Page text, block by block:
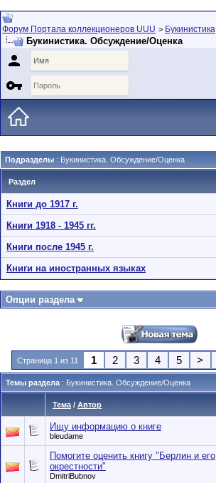
Форум Портала коллекционеров UUU > Букинистика
Букинистика. Обсуждение/Оценка


Подразделы : Букинистика. Обсуждение/Оценка
Раздел
Книги до 1917 г.
Книги 1918 - 1945 гг.
Книги после 1945 г.
Книги на иностранных языках
Опции раздела
Страница 1 из 11 1 2 3 4 5 >
Темы раздела : Букинистика. Обсуждение/Оценка
Тема / Автор
Ищу информацию о книге
bleudame
Помогите оценить книгу "Берлин и его
окрестности"
DmitriBubnov